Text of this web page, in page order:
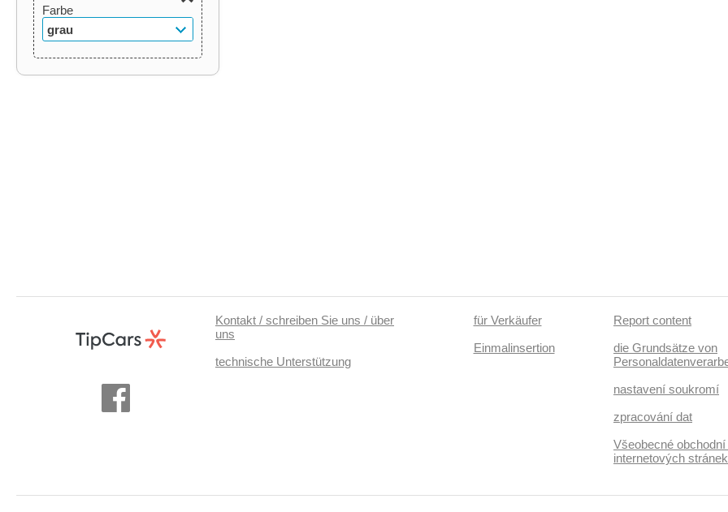
Farbe
grau
Kontakt / schreiben Sie uns / über
uns
technische Unterstützung
für Verkäufer
Einmalinsertion
Report content
die Grundsätze von
nastavení soukromí
zpracování dat
Všeobecné
internetových